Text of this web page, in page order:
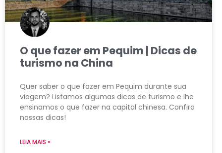
O que fazer em Pequim | Dicas de
turismo na China
Quer saber o que fazer em Pequim durante sua
viagem? Listamos algumas dicas de turismo e lhe
ensinamos o que fazer na capital chinesa. Confira
nossas dicas!
LEIA MAIS »